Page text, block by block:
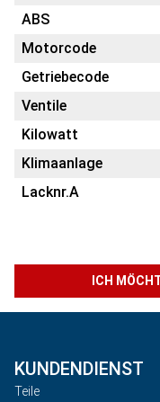
ABS
Motorcode
Getriebecode
Ventile
Kilowatt
Klimaanlage
Lacknr.A
ICH
KUNDENDIENST
Teile